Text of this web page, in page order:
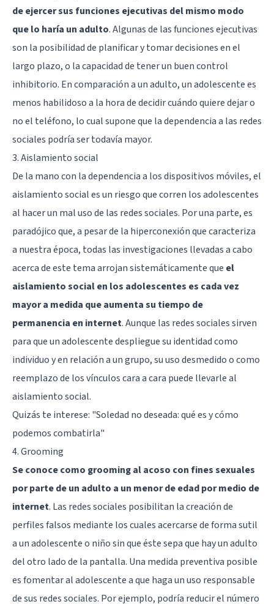
de ejercer sus funciones ejecutivas del mismo modo
que lo haría un adulto. Algunas de las funciones ejecutivas
son la posibilidad de planificar y tomar decisiones en el
largo plazo, o la capacidad de tener un buen control
inhibitorio. En comparación a un adulto, un adolescente es
menos habilidoso a la hora de decidir cuándo quiere dejar o
no el teléfono, lo cual supone que la dependencia a las redes
sociales podría ser todavía mayor.
3. Aislamiento social
De la mano con la dependencia a los dispositivos móviles, el
aislamiento social es un riesgo que corren los adolescentes
al hacer un mal uso de las redes sociales. Por una parte, es
paradójico que, a pesar de la hiperconexión que caracteriza
a nuestra época, todas las investigaciones llevadas a cabo
acerca de este tema arrojan sistemáticamente que el
aislamiento social en los adolescentes es cada vez
mayor a medida que aumenta su tiempo de
permanencia en internet. Aunque las redes sociales sirven
para que un adolescente despliegue su identidad como
individuo y en relación a un grupo, su uso desmedido o como
reemplazo de los vínculos cara a cara puede llevarle al
aislamiento social.
Quizás te interese: "Soledad no deseada: qué es y cómo
podemos combatirla"
4. Grooming
Se conoce como grooming al acoso con fines sexuales
por parte de un adulto a un menor de edad por medio de
internet. Las redes sociales posibilitan la creación de
perfiles falsos mediante los cuales acercarse de forma sutil
a un adolescente o niño sin que éste sepa que hay un adulto
del otro lado de la pantalla. Una medida preventiva posible
es fomentar al adolescente a que haga un uso responsable
de sus redes sociales. Por ejemplo, podría reducir el número